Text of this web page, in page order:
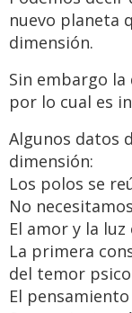
nuevo planeta
dimensión.
Sin embargo
por lo cual es
Algunos datos
dimensión:
Los polos se
No
El amor y la
La primera
del temor
El